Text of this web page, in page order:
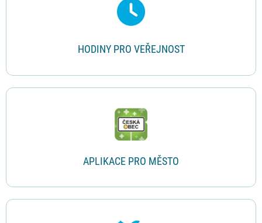
HODINY PRO VEŘEJNOST
APLIKACE PRO MĚSTO